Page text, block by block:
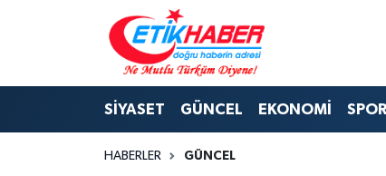
SİYASET GÜNCEL EKONOMİ SPOR
HABERLER GÜNCEL
BİLİM-TEKNOLOJİ
DIŞ POLİTİKA
Nöbetçi Eczaneler
Hava Durumu
İstanbul Namaz Vakitleri